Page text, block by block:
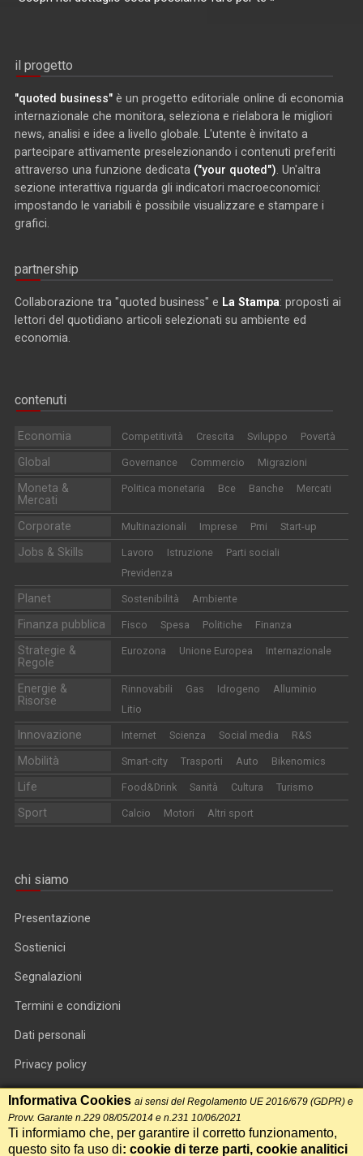
il progetto
"quoted business" è un progetto editoriale online di economia
internazionale che monitora, seleziona e rielabora le migliori
news, analisi e idee a livello globale. L'utente è invitato a
partecipare attivamente preselezionando i contenuti preferiti
attraverso una funzione dedicata ("your quoted") . Un'altra
sezione interattiva riguarda gli indicatori macroeconomici:
impostando le variabili è possibile visualizzare e stampare i
grafici.
partnership
Collaborazione tra "quoted business" e La Stampa: proposti ai
lettori del quotidiano articoli selezionati su ambiente ed
economia.
contenuti
Economia Competitività Crescita Sviluppo Povertà
Global Governance Commercio Migrazioni
Moneta &
Mercati
Politica monetaria Bce Banche Mercati
Corporate Multinazionali Imprese Pmi Start-up
Jobs & Skills Lavoro Istruzione
Parti sociali
Previdenza
Planet Sostenibilità Ambiente
Finanza pubblica Fisco Spesa Politiche Finanza
Strategie &
Regole
Eurozona Unione Europea Internazionale
Energie &
Risorse
Rinnovabili Gas Idrogeno
Alluminio
Litio
Innovazione Internet Scienza Social media R&S
Mobilità Smart-city Trasporti Auto Bikenomics
Life Food&Drink Sanità Cultura Turismo
Sport Calcio Motori Altri sport
chi siamo
Presentazione
Sostienici
Segnalazioni
Termini e condizioni
Dati personali
Privacy policy
Informativa cookie
RSS feed
RSS Top News
Informativa Cookies ai sensi del Regolamento UE 2016/679 (GDPR) e
Provv. Garante n.229 08/05/2014 e n.231 10/06/2021
Ti informiamo che, per garantire il corretto funzionamento,
questo sito fa uso di: cookie di terze parti, cookie analitici